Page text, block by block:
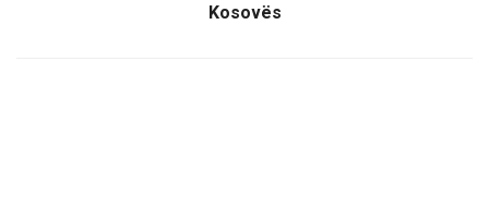
Kosovës